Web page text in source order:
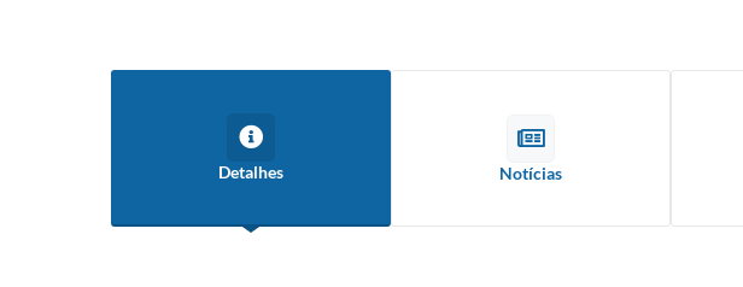
Detalhes Notícias